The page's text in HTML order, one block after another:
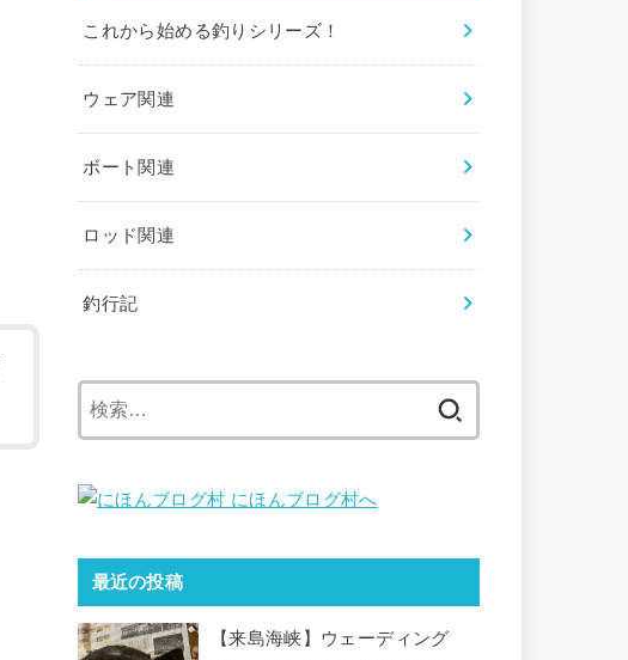
これから始める釣りシリーズ！
ウェア関連
ボート関連
ロッド関連
釣行記
最近の投稿
【来島海峡】ウェーディング